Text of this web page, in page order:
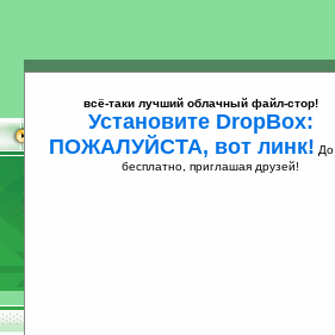
всё-таки лучший облачный файл-стор!
Установите DropBox:
ПОЖАЛУЙСТА, вот линк! До
бесплатно, приглашая друзей!